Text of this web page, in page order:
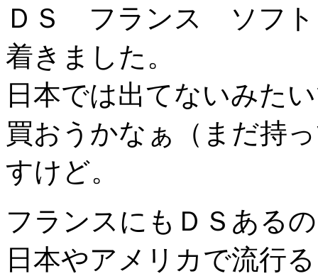
ＤＳ フランス ソフト
着きました。
日本では出てないみた
買おうかなぁ（まだ持
すけど。
フランスにもＤＳある
日本やアメリカで流行